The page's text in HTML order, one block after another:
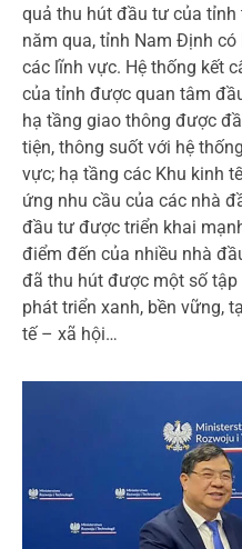
quả thu hút đầu tư của
năm qua, tỉnh Nam Định
các lĩnh vực. Hệ thống kết
của tỉnh được quan tâm
hạ tầng giao thông được
tiện, thông suốt với hệ
vực; hạ tầng các Khu kinh
ứng nhu cầu của các nhà
đầu tư được triển khai
điểm đến của nhiều nhà
đã thu hút được một số tập
phát triển xanh, bền vững,
tế – xã hội…